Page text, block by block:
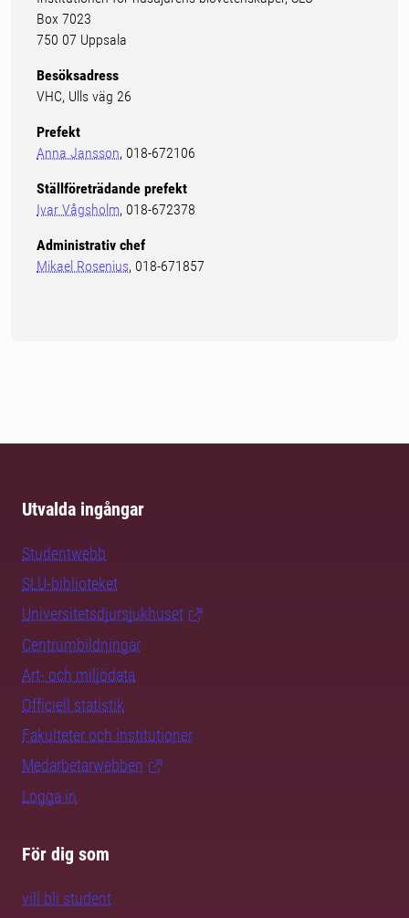
Box 7023
750 07 Uppsala
Besöksadress
VHC, Ulls väg 26
Prefekt
Anna Jansson, 018-672106
Ställföreträdande prefekt
Ivar Vågsholm, 018-672378
Administrativ chef
Mikael Rosenius, 018-671857
Utvalda ingångar
Studentwebb
SLU-biblioteket
Universitetsdjursjukhuset
Centrumbildningar
Art- och miljödata
Officiell statistik
Fakulteter och institutioner
Medarbetarwebben
Logga in
För dig som
vill bli student